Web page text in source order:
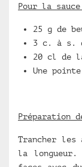
Pour la
25 g de
3 c. à s.
20 cl de
Une
Préparation
Trancher les
la longueur.